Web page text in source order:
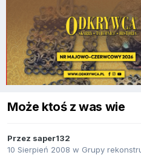
Może ktoś z was wie
Przez saper132
10 Sierpień 2008 w Grupy